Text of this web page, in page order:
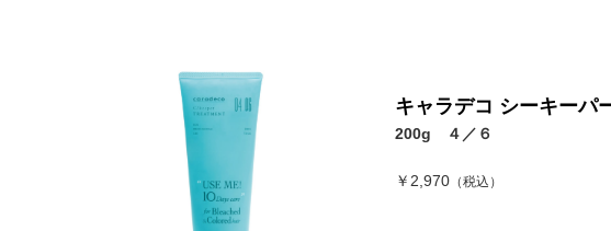
キャラデコ シーキーパ
200g ４／６
￥2,970 （税込）